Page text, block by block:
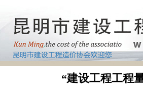
“建设工程工程